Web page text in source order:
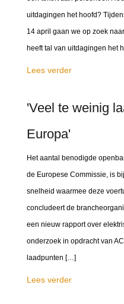
uitdagingen het hoofd?
14 april gaan we op zoek
heeft tal van uitdagingen het
Lees verder
'Veel te weinig
Europa'
Het aantal benodigde
de Europese Commissie, is
snelheid waarmee deze
concludeert de
een nieuw rapport over
onderzoek in opdracht van
laadpunten […]
Lees verder